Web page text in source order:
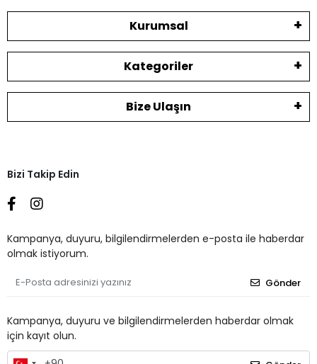
Kurumsal
Kategoriler
Bize Ulaşın
Bizi Takip Edin
Kampanya, duyuru, bilgilendirmelerden e-posta ile haberdar
olmak istiyorum.
Gönder
Kampanya, duyuru ve bilgilendirmelerden haberdar olmak
için kayıt olun.